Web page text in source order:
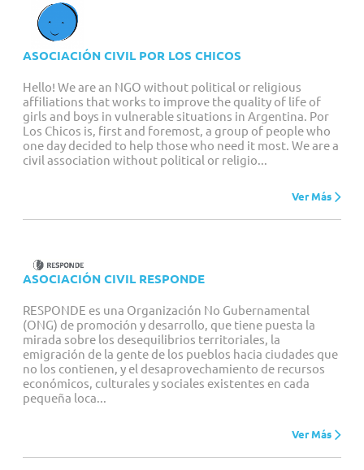
ASOCIACIÓN CIVIL POR LOS CHICOS
Hello! We are an NGO without political or religious
affiliations that works to improve the quality of life of
girls and boys in vulnerable situations in Argentina. Por
Los Chicos is, first and foremost, a group of people who
one day decided to help those who need it most. We are a
civil association without political or religio...
Ver Más
ASOCIACIÓN CIVIL RESPONDE
RESPONDE es una Organización No Gubernamental
(ONG) de promoción y desarrollo, que tiene puesta la
mirada sobre los desequilibrios territoriales, la
emigración de la gente de los pueblos hacia ciudades que
no los contienen, y el desaprovechamiento de recursos
económicos, culturales y sociales existentes en cada
pequeña loca...
Ver Más